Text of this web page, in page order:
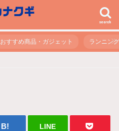
search
おすすめ商品・ガジェット ランニング
LINE